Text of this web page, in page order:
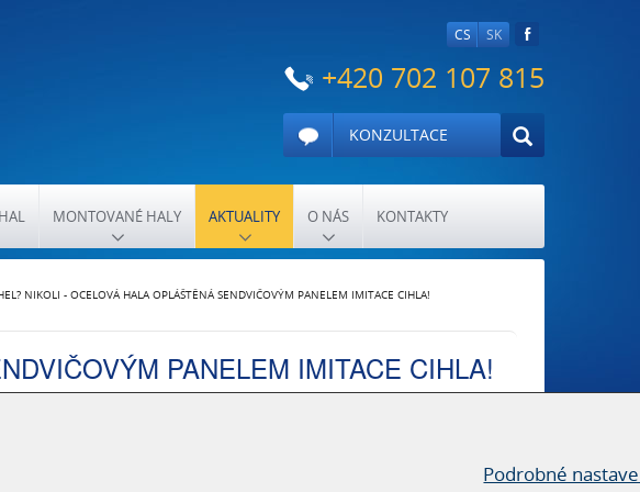
CS SK
+420 702 107 815
KONZULTACE
MONTOVANÉ HALY AKTUALITY O NÁS KONTAKTY
NIKOLI - OCELOVÁ HALA OPLÁŠTĚNÁ SENDVIČOVÝM PANELEM IMITACE CIHLA!
PANELEM IMITACE CIHLA!
Podrobné